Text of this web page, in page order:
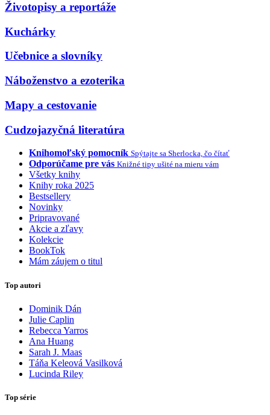
Životopisy a reportáže
Kuchárky
Učebnice a slovníky
Náboženstvo a ezoterika
Mapy a cestovanie
Cudzojazyčná literatúra
Knihomoľský pomocník Spýtajte sa Sherlocka, čo čítať
Odporúčame pre vás Knižné tipy ušité na mieru vám
Všetky knihy
Knihy roka 2025
Bestsellery
Novinky
Pripravované
Akcie a zľavy
Kolekcie
BookTok
Mám záujem o titul
Top autori
Dominik Dán
Julie Caplin
Rebecca Yarros
Ana Huang
Sarah J. Maas
Táňa Keleová Vasilková
Lucinda Riley
Top série